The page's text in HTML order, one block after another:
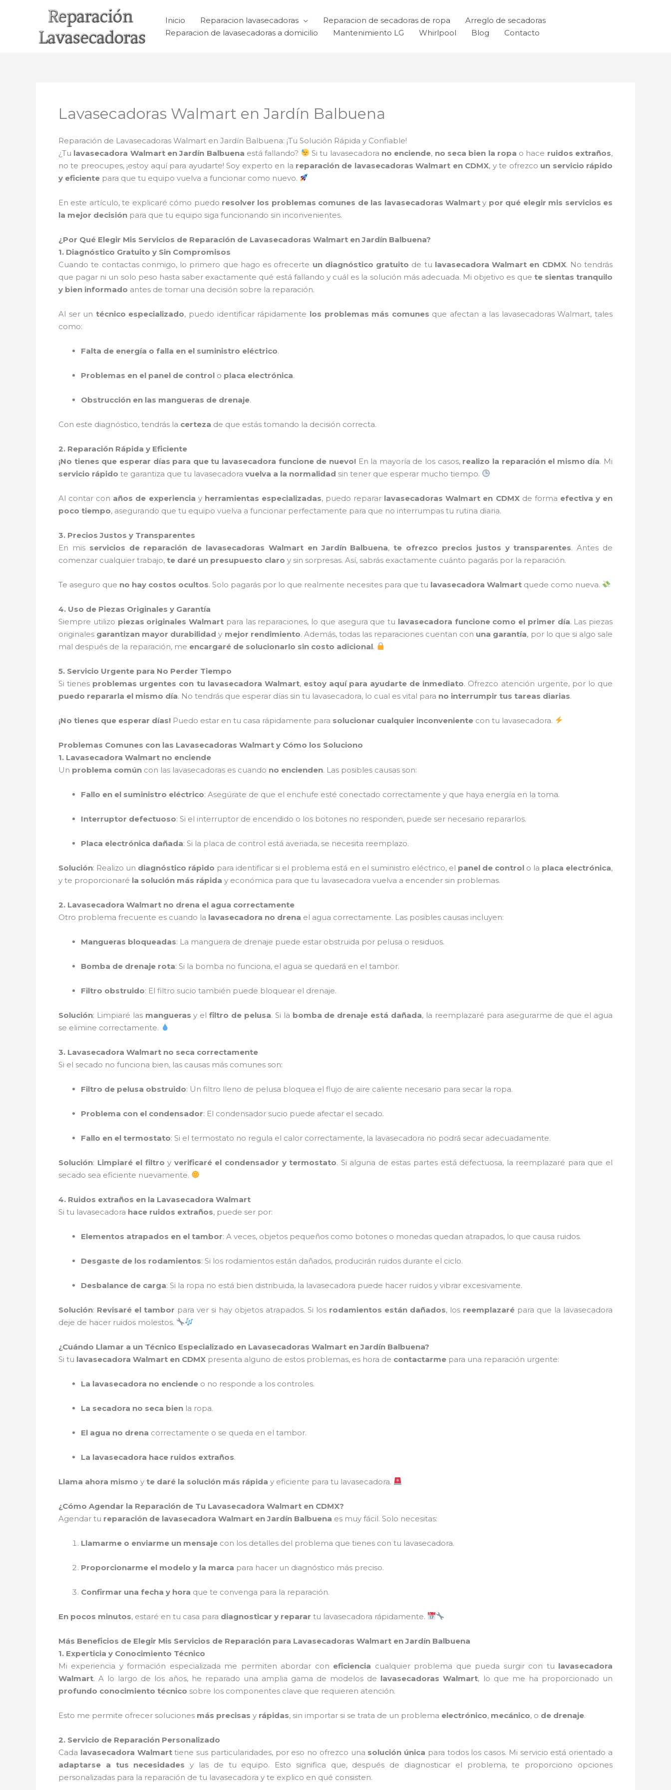
Inicio Reparacion lavasecadoras Reparacion de secadoras de ropa
Arreglo de secadoras
Reparacion de lavasecadoras a domicilio
Mantenimiento LG Whirlpool Blog Contacto
Lavasecadoras Walmart en Jardín Balbuena
Reparación de Lavasecadoras Walmart en Jardín Balbuena: ¡Tu Solución Rápida y Confiable!
¿Tu lavasecadora Walmart en Jardín Balbuena está fallando? Si tu lavasecadora no enciende, no seca bien la ropa o hace ruidos extraños,
no te preocupes, ¡estoy aquí para ayudarte! Soy experto en la reparación de lavasecadoras Walmart en CDMX, y te ofrezco un servicio rápido
y eficiente para que tu equipo vuelva a funcionar como nuevo.
En este artículo, te explicaré cómo puedo resolver los problemas comunes de las lavasecadoras Walmart y por qué elegir mis servicios es
la mejor decisión para que tu equipo siga funcionando sin inconvenientes.
¿Por Qué Elegir Mis Servicios de Reparación de Lavasecadoras Walmart en Jardín Balbuena?
1. Diagnóstico Gratuito y Sin Compromisos
Cuando te contactas conmigo, lo primero que hago es ofrecerte un diagnóstico gratuito de tu lavasecadora Walmart en CDMX. No tendrás
que pagar ni un solo peso hasta saber exactamente qué está fallando y cuál es la solución más adecuada. Mi objetivo es que te sientas tranquilo
y bien informado antes de tomar una decisión sobre la reparación.
Al ser un técnico especializado, puedo identificar rápidamente los problemas más comunes que afectan a las lavasecadoras Walmart, tales
como:
Falta de energía o falla en el suministro eléctrico.
Problemas en el panel de control o placa electrónica.
Obstrucción en las mangueras de drenaje.
Con este diagnóstico, tendrás la certeza de que estás tomando la decisión correcta.
2. Reparación Rápida y Eficiente
¡No tienes que esperar días para que tu lavasecadora funcione de nuevo!En la mayoría de los casos, realizo la reparación el mismo día. Mi
servicio rápido te garantiza que tu lavasecadora vuelva a la normalidad sin tener que esperar mucho tiempo.
Al contar con años de experiencia y herramientas especializadas, puedo reparar lavasecadoras Walmart en CDMXde forma efectiva y en
poco tiempo, asegurando que tu equipo vuelva a funcionar perfectamente para que no interrumpas tu rutina diaria.
3. Precios Justos y Transparentes
En mis servicios de reparación de lavasecadoras Walmart en Jardín Balbuena,te ofrezco precios justos y transparentes. Antes de
comenzar cualquier trabajo, te daré un presupuesto claro y sin sorpresas. Así, sabrás exactamente cuánto pagarás por la reparación.
Te aseguro que no hay costos ocultos. Solo pagarás por lo que realmente necesites para que tu lavasecadora Walmart quede como nueva.
4. Uso de Piezas Originales y Garantía
Siempre utilizo piezas originales Walmart para las reparaciones, lo que asegura que tu lavasecadora funcione como el primer día. Las piezas
originales garantizan mayor durabilidad y mejor rendimiento. Además, todas las reparaciones cuentan con una garantía, por lo que si algo sale
mal después de la reparación, me encargaré de solucionarlo sin costo adicional.
5. Servicio Urgente para No Perder Tiempo
Si tienes problemas urgentes con tu lavasecadora Walmart, estoy aquí para ayudarte de inmediato. Ofrezco atención urgente, por lo que
puedo repararla el mismo día. No tendrás que esperar días sin tu lavasecadora, lo cual es vital para no interrumpir tus tareas diarias.
¡No tienes que esperar días! Puedo estar en tu casa rápidamente para solucionar cualquier inconveniente con tu lavasecadora.
Problemas Comunes con las Lavasecadoras Walmart y Cómo los Soluciono
1. Lavasecadora Walmart no enciende
Un problema común con las lavasecadoras es cuando no encienden. Las posibles causas son:
Fallo en el suministro eléctrico: Asegúrate de que el enchufe esté conectado correctamente y que haya energía en la toma.
Interruptor defectuoso: Si el interruptor de encendido o los botones no responden, puede ser necesario repararlos.
Placa electrónica dañada: Si la placa de control está averiada, se necesita reemplazo.
Solución: Realizo un diagnóstico rápido para identificar si el problema está en el suministro eléctrico, el panel de controlo la placa electrónica,
y te proporcionaré la solución más rápida y económica para que tu lavasecadora vuelva a encender sin problemas.
2. Lavasecadora Walmart no drena el agua correctamente
Otro problema frecuente es cuando la lavasecadora no drena el agua correctamente. Las posibles causas incluyen:
Mangueras bloqueadas: La manguera de drenaje puede estar obstruida por pelusa o residuos.
Bomba de drenaje rota: Si la bomba no funciona, el agua se quedará en el tambor.
Filtro obstruido: El filtro sucio también puede bloquear el drenaje.
Solución: Limpiaré las mangueras y elfiltro de pelusa. Si la bomba de drenaje está dañada, la reemplazaré para asegurarme de que el agua
se elimine correctamente.
3. Lavasecadora Walmart no seca correctamente
Si el secado no funciona bien, las causas más comunes son:
Filtro de pelusa obstruido: Un filtro lleno de pelusa bloquea el flujo de aire caliente necesario para secar la ropa.
Problema con el condensador: El condensador sucio puede afectar el secado.
Fallo en el termostato: Si el termostato no regula el calor correctamente, la lavasecadora no podrá secar adecuadamente.
Solución: Limpiaré el filtro y verificaré el condensador y termostato. Si alguna de estas partes está defectuosa, la reemplazaré para que el
secado sea eficiente nuevamente.
4. Ruidos extraños en la Lavasecadora Walmart
Si tu lavasecadora hace ruidos extraños, puede ser por:
Elementos atrapados en el tambor: A veces, objetos pequeños como botones o monedas quedan atrapados, lo que causa ruidos.
Desgaste de los rodamientos: Si los rodamientos están dañados, producirán ruidos durante el ciclo.
Desbalance de carga: Si la ropa no está bien distribuida, la lavasecadora puede hacer ruidos y vibrar excesivamente.
Solución: Revisaré el tambor para ver si hay objetos atrapados. Si los rodamientos están dañados, los reemplazaré para que la lavasecadora
deje de hacer ruidos molestos.
¿Cuándo Llamar a un Técnico Especializado en Lavasecadoras Walmart en Jardín Balbuena?
Si tu lavasecadora Walmart en CDMX presenta alguno de estos problemas, es hora de contactarme para una reparación urgente:
La lavasecadora no enciende o no responde a los controles.
La secadora no seca bien la ropa.
El agua no drena correctamente o se queda en el tambor.
La lavasecadora hace ruidos extraños.
Llama ahora mismo y te daré la solución más rápida y eficiente para tu lavasecadora.
¿Cómo Agendar la Reparación de Tu Lavasecadora Walmart en CDMX?
Agendar tu reparación de lavasecadora Walmart en Jardín Balbuena es muy fácil. Solo necesitas:
Llamarme o enviarme un mensaje con los detalles del problema que tienes con tu lavasecadora.
Proporcionarme el modelo y la marca para hacer un diagnóstico más preciso.
Confirmar una fecha y hora que te convenga para la reparación.
En pocos minutos, estaré en tu casa para diagnosticar y reparar tu lavasecadora rápidamente.
Más Beneficios de Elegir Mis Servicios de Reparación para Lavasecadoras Walmart en Jardín Balbuena
1. Experticia y Conocimiento Técnico
Mi experiencia y formación especializada me permiten abordar con eficiencia cualquier problema que pueda surgir con tu lavasecadora
Walmart. A lo largo de los años, he reparado una amplia gama de modelos de lavasecadoras Walmart, lo que me ha proporcionado un
profundo conocimiento técnico sobre los componentes clave que requieren atención.
Esto me permite ofrecer soluciones más precisas y rápidas, sin importar si se trata de un problema electrónico, mecánico, o de drenaje.
2. Servicio de Reparación Personalizado
Cada lavasecadora Walmarttiene sus particularidades, por eso no ofrezco una solución única para todos los casos. Mi servicio está orientado a
adaptarse a tus necesidades y las de tu equipo. Esto significa que, después de diagnosticar el problema, te proporciono opciones
personalizadas para la reparación de tu lavasecadora y te explico en qué consisten.